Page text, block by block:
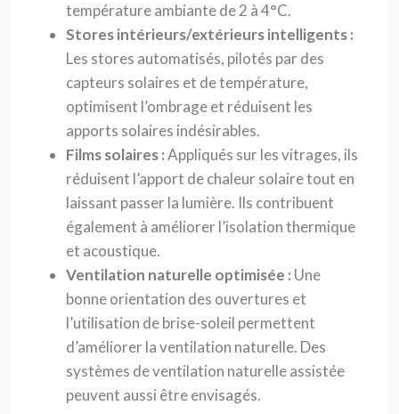
température ambiante de 2 à 4°C.
Stores intérieurs/extérieurs intelligents :
Les stores automatisés, pilotés par des
capteurs solaires et de température,
optimisent l’ombrage et réduisent les
apports solaires indésirables.
Films solaires :Appliqués sur les vitrages, ils
réduisent l’apport de chaleur solaire tout en
laissant passer la lumière. Ils contribuent
également à améliorer l’isolation thermique
et acoustique.
Ventilation naturelle optimisée : Une
bonne orientation des ouvertures et
l’utilisation de brise-soleil permettent
d’améliorer la ventilation naturelle. Des
systèmes de ventilation naturelle assistée
peuvent aussi être envisagés.